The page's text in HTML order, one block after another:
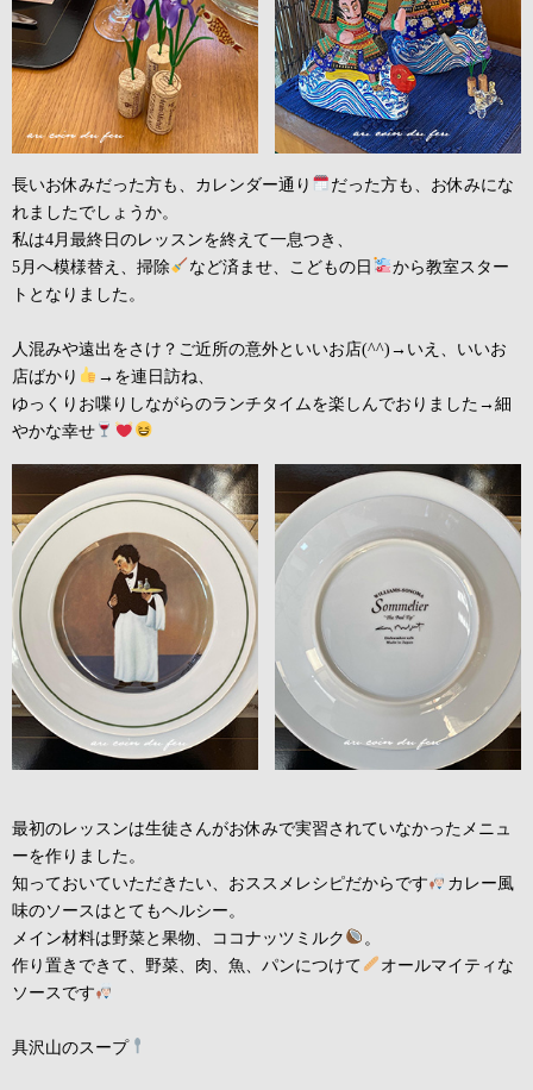
長いお休みだった方も、カレンダー通り
だった方も、お休みにな
れましたでしょうか。
私は4月最終日のレッスンを終えて一息つき、
5月へ模様替え、掃除
など済ませ、こどもの日
から教室スター
トとなりました。
人混みや遠出をさけ？ご近所の意外といいお店(^^)→いえ、いいお
店ばかり
→を連日訪ね、
ゆっくりお喋りしながらのランチタイムを楽しんでおりました→細
やかな幸せ
最初のレッスンは生徒さんがお休みで実習されていなかったメニュ
ーを作りました。
知っておいていただきたい、おススメレシピだからです
カレー風
味のソースはとてもヘルシー。
メイン材料は野菜と果物、ココナッツミルク
。
作り置きできて、野菜、肉、魚、パンにつけて
オールマイティな
ソースです
具沢山のスープ